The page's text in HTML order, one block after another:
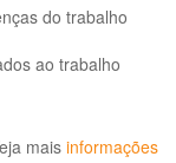
do trabalho
ao trabalho
mais informações